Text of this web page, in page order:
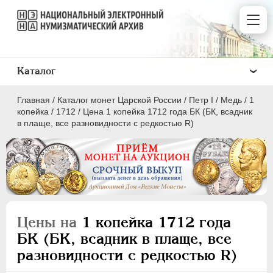
Главная / Каталог монет Царской России / Пeтр I / Медь / 1
копейка / 1712 / Цена 1 копейка 1712 года БК (БК, всадник
в плаще, все разновидности с редкостью R)
Цены на 1 копейка 1712 года
БК (БК, всадник в плаще, все
разновидности с редкостью R)
Каталог
ПEТР I 1699 - 1725
Серебро
Медь
5 копеек